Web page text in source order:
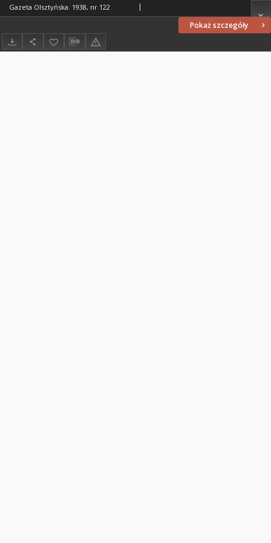
Pokaż szczegóły
Gazeta Olsztyńska. 1938, nr 122